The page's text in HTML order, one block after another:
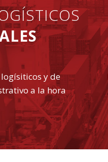
y de
a la hora